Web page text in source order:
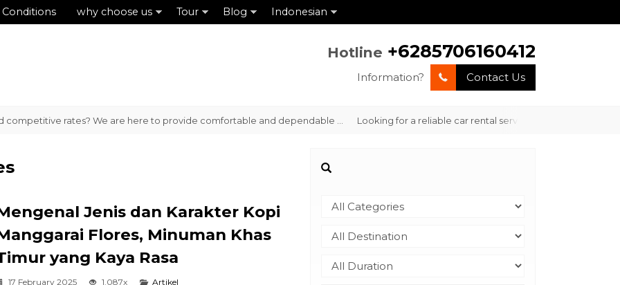
Conditions why choose us Tour Blog Indonesian
Hotline +6285706160412
Information? Contact Us
rates? We are here to provide comfortable and dependable ... Looking for a reliable car rental service in Labuan Bajo with
Jenis dan Karakter Kopi
Flores, Minuman Khas
yang Kaya Rasa
17 February 2025 1.087x Artikel